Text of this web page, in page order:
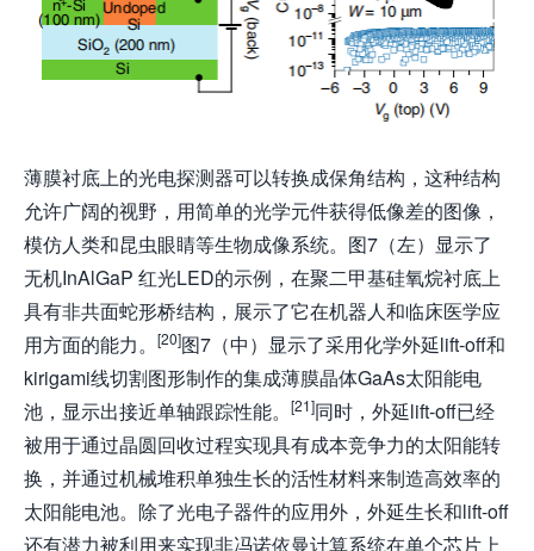
薄膜衬底上的光电探测器可以转换成保角结构，这种结构
允许广阔的视野，用简单的光学元件获得低像差的图像，
模仿人类和昆虫眼睛等生物成像系统。图7（左）显示了
无机InAlGaP 红光LED的示例，在聚二甲基硅氧烷衬底上
具有非共面蛇形桥结构，展示了它在机器人和临床医学应
用方面的能力。
[20]图7（中）显示了采用化学外延lift-off和
kirigami线切割图形制作的集成薄膜晶体GaAs太阳能电
池，显示出接近单轴跟踪性能。
[21]同时，外延lift-off已经
被用于通过晶圆回收过程实现具有成本竞争力的太阳能转
换，并通过机械堆积单独生长的活性材料来制造高效率的
太阳能电池。除了光电子器件的应用外，外延生长和lift-off
还有潜力被利用来实现非冯诺依曼计算系统在单个芯片上